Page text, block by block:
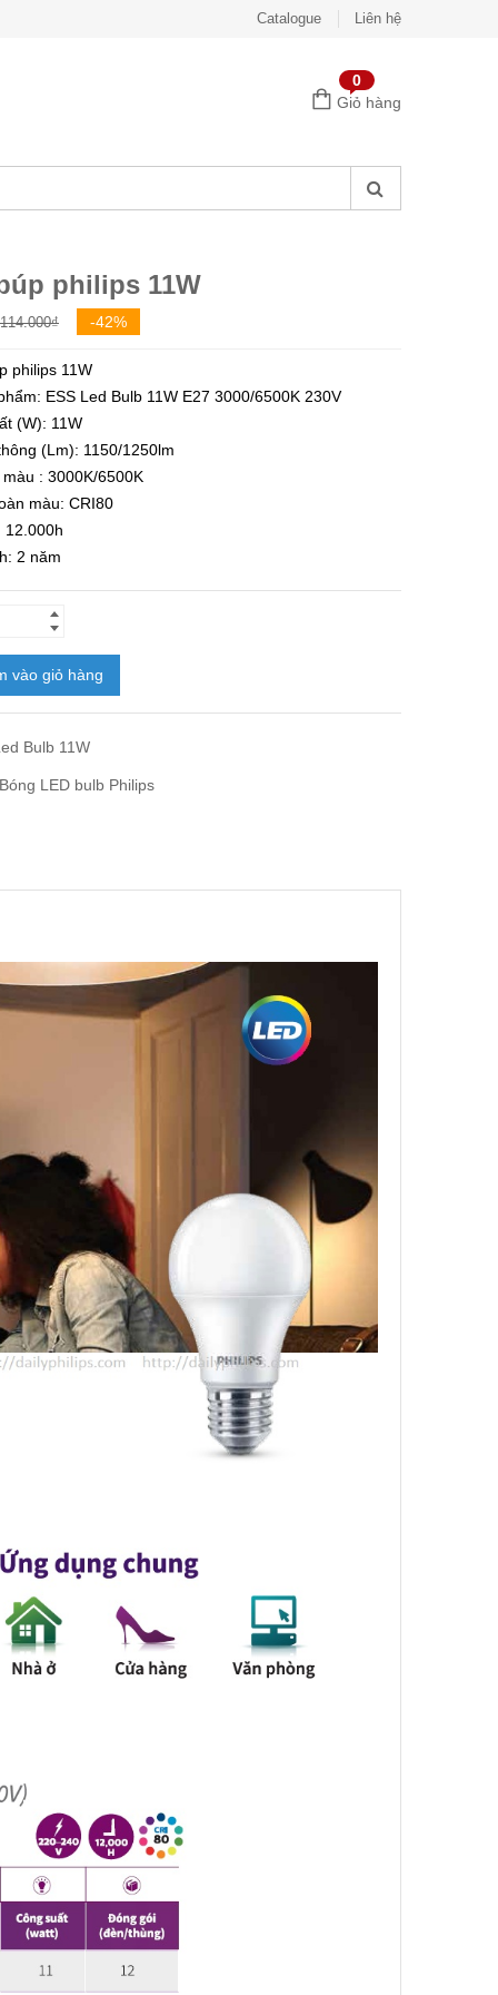
Catalogue Liên hệ
0
Giỏ hàng
philips 11W
114.000₫Giá
là:
114.000₫.
Giá
tại
là:
66.000₫.
-42%
philips 11W
ESS Led Bulb 11W E27 3000/6500K 230V
(W): 11W
(Lm): 1150/1250lm
: 3000K/6500K
màu: CRI80
12.000h
2 năm
vào giỏ hàng
Bulb 11W
Bóng LED bulb Philips